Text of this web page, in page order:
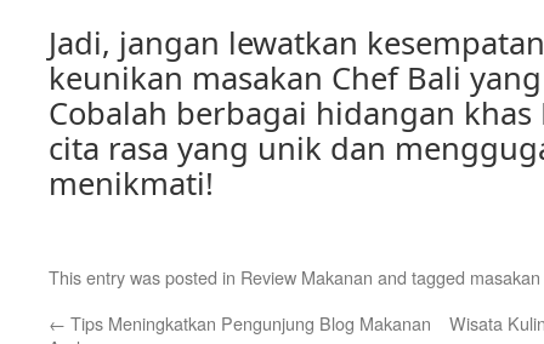
Jadi, jangan lewatkan
keunikan masakan Chef Bali
Cobalah berbagai hidangan
cita rasa yang unik dan
menikmati!
This entry was posted in Review Makanan and tagged
← Tips Meningkatkan Pengunjung Blog Makanan
Wisata